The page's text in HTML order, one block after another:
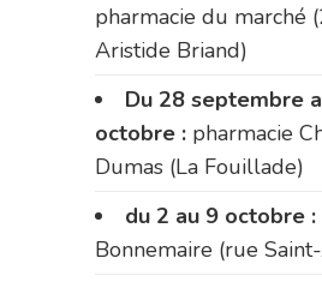
pharmacie du marché
Aristide Briand)
Du 28 septembre
octobre : pharmacie
Dumas (La Fouillade)
du 2 au 9 octobre :
Bonnemaire (rue